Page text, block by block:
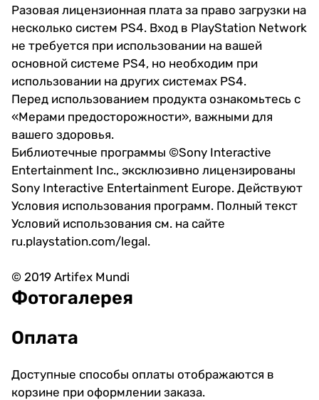
Разовая лицензионная плата за право загрузки на
несколько систем PS4. Вход в PlayStation Network
не требуется при использовании на вашей
основной системе PS4, но необходим при
использовании на других системах PS4.
Перед использованием продукта ознакомьтесь с
«Мерами предосторожности», важными для
вашего здоровья.
Библиотечные программы ©Sony Interactive
Entertainment Inc., эксклюзивно лицензированы
Sony Interactive Entertainment Europe. Действуют
Условия использования программ. Полный текст
Условий использования см. на сайте
ru.playstation.com/legal.
© 2019 Artifex Mundi
Фотогалерея
Оплата
Доступные способы оплаты отображаются в
корзине при оформлении заказа.